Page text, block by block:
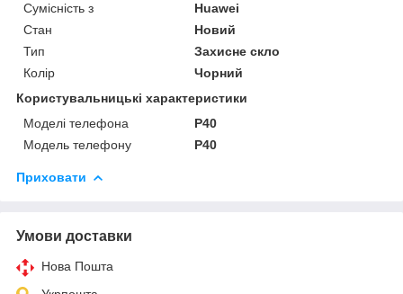
Сумісність з
Huawei
Стан
Новий
Тип
Захисне скло
Колір
Чорний
Користувальницькі характеристики
Моделі телефона
P40
Модель телефону
P40
Приховати
Умови доставки
Нова Пошта